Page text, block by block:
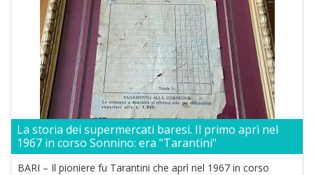
La storia dei supermercati baresi. Il primo aprì nel
1967 in corso Sonnino: era "Tarantini"
BARI – Il pioniere fu Tarantini che aprì nel 1967 in corso